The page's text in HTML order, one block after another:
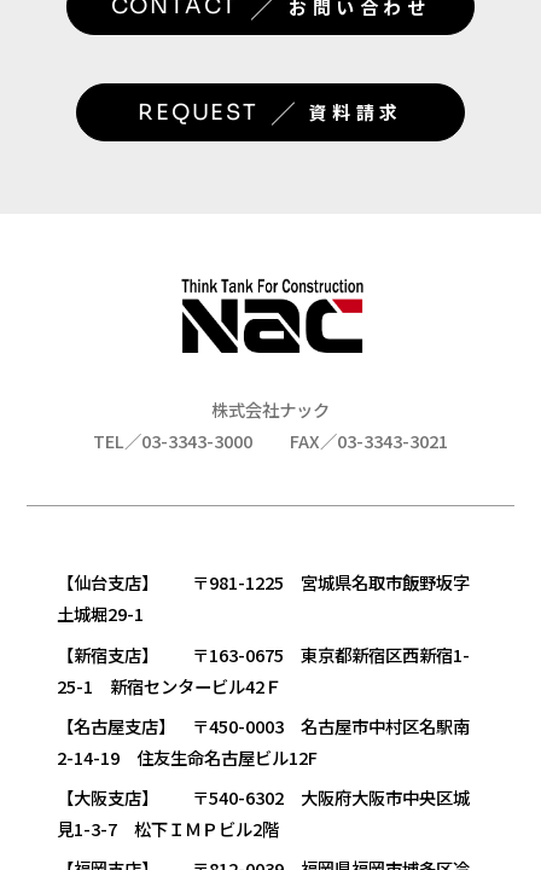
CONTACT お問い合わせ
REQUEST ／ 資料請求
株式会社ナック
TEL／03-3343-3000
FAX／03-3343-3021
【仙台支店】 〒981-1225 宮城県名取市飯野坂字
土城堀29-1
【新宿支店】 〒163-0675 東京都新宿区西新宿1-
25-1 新宿センタービル42Ｆ
【名古屋支店】 〒450-0003 名古屋市中村区名駅南
2-14-19 住友生命名古屋ビル12F
【大阪支店】 〒540-6302 大阪府大阪市中央区城
見1-3-7 松下ＩＭＰビル2階